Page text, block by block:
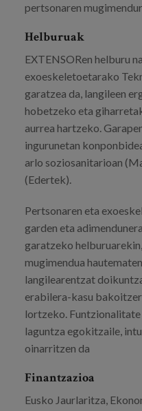
pertsonaren
Helburuak
EXTENSORen helburu
exoeskeletoetarako
garatzea da, langileen
hobetzeko eta
aurrea hartzeko.
ingurunetan
arlo soziosanitarioan
(Edertek).
Pertsonaren eta
garden eta
garatzeko
mugimendua
langilearentzat
erabilera-kasu
lortzeko.
laguntza egokitzaile,
oinarritzen da
Finantzazioa
Eusko Jaurlaritza,